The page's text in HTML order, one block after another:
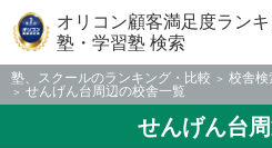
オリコン顧客満足度ラン
塾・学習塾 検索
塾、スクールのランキング・比較 校舎検
せんげん台周辺の校舎一覧
せんげん台